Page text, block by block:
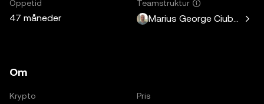
Oppetid
47 måneder
Teamstruktur
Marius George Ciubotariu
Om
Krypto Pris